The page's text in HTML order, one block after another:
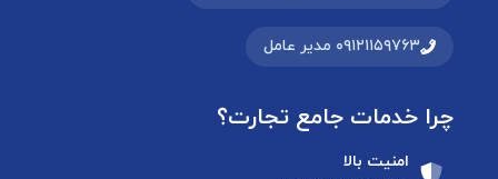
۰۹۱۲۱۱۵۹۷۶۳ مدیر عامل
چرا خدمات جامع تجارت؟
امنیت بالا